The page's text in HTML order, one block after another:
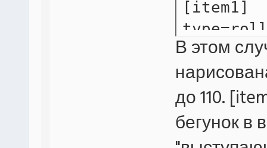
[item1]
rect =
В этом
до 110.
бегунок в